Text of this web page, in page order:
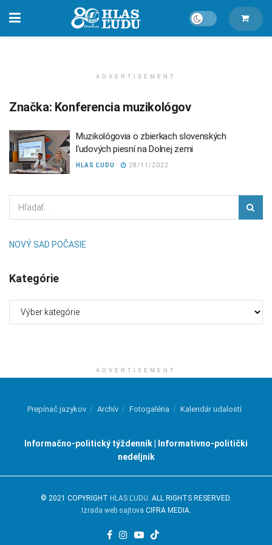
ADVERTISEMENT
Značka: Konferencia muzikológov
Muzikológovia o zbierkach slovenských
ľudových piesní na Dolnej zemi
HLAS ĽUDU 28/11/2022
NOVÝ SAD POČASIE
Kategórie
ADVERTISEMENT
Prepínač jazykov Archív Fotogaléria Kalendár udalostí
Informačno-politický týždenník | Informativno-politički
nedeljnik
© 2021 COPYRIGHT HLAS ĽUDU . ALL RIGHTS RESERVED.
Izrada web sajtova CIFRA MEDIA.